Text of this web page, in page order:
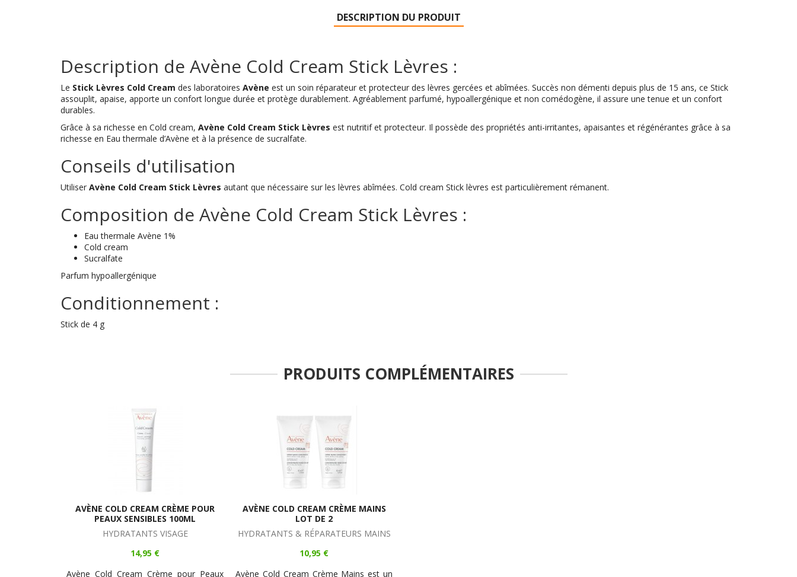
DESCRIPTION DU PRODUIT
Description de Avène Cold Cream Stick Lèvres :
Le Stick Lèvres Cold Cream des laboratoires Avène est un soin réparateur et protecteur des lèvres gercées et abîmées. Succès non démenti depuis plus de 15 ans, ce Stick
assouplit, apaise, apporte un confort longue durée et protège durablement. Agréablement parfumé, hypoallergénique et non comédogène, il assure une tenue et un confort
durables.
Grâce à sa richesse en Cold cream, Avène Cold Cream Stick Lèvres est nutritif et protecteur. Il possède des propriétés anti-irritantes, apaisantes et régénérantes grâce à sa
richesse en Eau thermale d’Avène et à la présence de sucralfate.
Conseils d'utilisation
Utiliser Avène Cold Cream Stick Lèvres autant que nécessaire sur les lèvres abîmées. Cold cream Stick lèvres est particulièrement rémanent.
Composition de Avène Cold Cream Stick Lèvres :
Eau thermale Avène 1%
Cold cream
Sucralfate
Parfum hypoallergénique
Conditionnement :
Stick de 4 g
PRODUITS COMPLÉMENTAIRES
AVÈNE COLD CREAM CRÈME POUR
PEAUX SENSIBLES 100ML
HYDRATANTS VISAGE
14,95 €
Avène Cold Cream Crème pour Peaux
AVÈNE COLD CREAM CRÈME MAINS
LOT DE 2
HYDRATANTS & RÉPARATEURS MAINS
10,95 €
Avène Cold Cream Crème Mains est un